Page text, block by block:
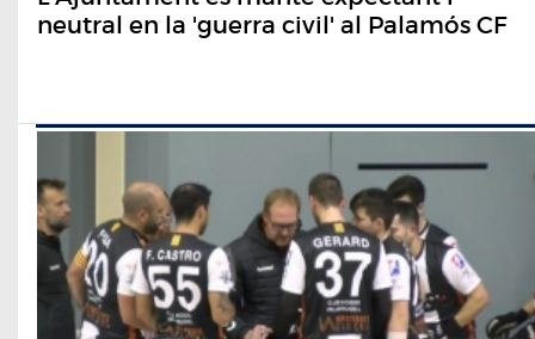
neutral en la 'guerra civil' al Palamós CF